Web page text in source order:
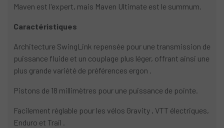
Maven est l'expert, mais Maven Ultimate est le summum.
Caractéristiques
Architecture SwingLink repensée pour une transmission de
puissance fluide et un couplage plus léger, offrant ainsi une
plus grande variété de préférences ergon .
Pistons de 18 millimètres pour une puissance de pointe.
Facilement réglable pour les vélos Gravity , VTT électriques,
Enduro et Trail .